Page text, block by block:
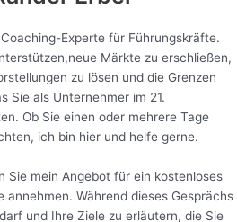
Experte für Führungskräfte.
Märkte zu erschließen,
zu lösen und die Grenzen
Sie als Unternehmer im 21.
Ob Sie einen oder mehrere Tage
ich bin hier und helfe gerne.
Sie mein Angebot für ein kostenloses
annehmen. Während dieses Gesprächs
und Ihre Ziele zu erläutern, die Sie